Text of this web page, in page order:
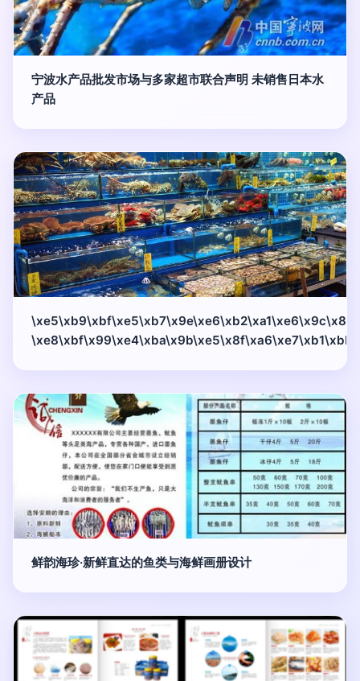
宁波水产品批发市场与多家超市联合声明 未销售日本水
产品
鲜韵海珍·新鲜直达的鱼类与海鲜画册设计